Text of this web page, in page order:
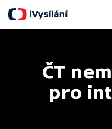
ČT
pro